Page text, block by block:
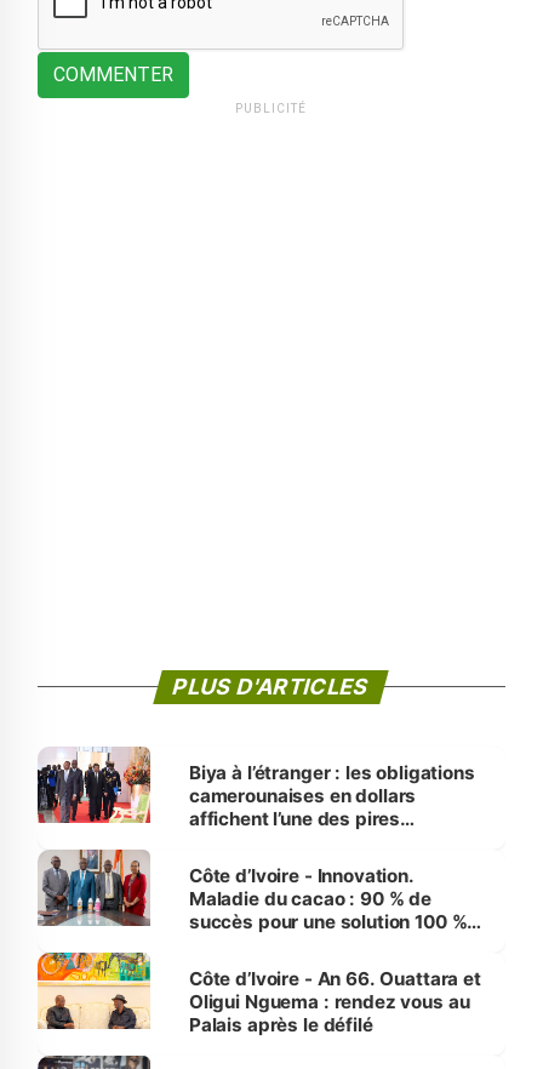
COMMENTER
PUBLICITÉ
PLUS D'ARTICLES
Biya à l’étranger : les obligations
camerounaises en dollars
affichent l’une des pires
Côte d’Ivoire - Innovation.
Maladie du cacao : 90 % de
succès pour une solution 100 %
Côte d’Ivoire - An 66. Ouattara et
Oligui Nguema : rendez vous au
Palais après le défilé